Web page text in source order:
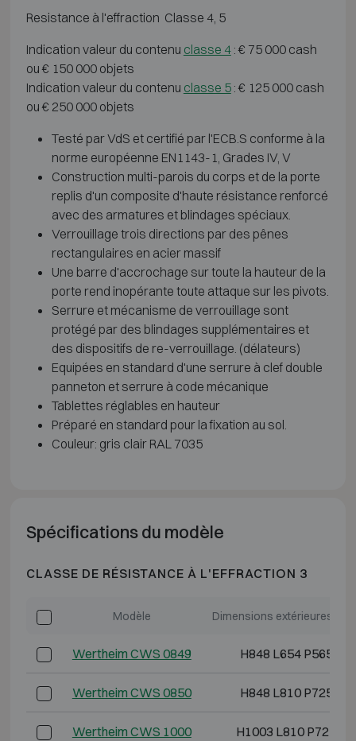
Resistance à l'effraction Classe 4, 5
Indication valeur du contenu classe 4: € 75 000 cash
ou € 150 000 objets
Indication valeur du contenu classe 5: € 125 000 cash
ou € 250 000 objets
Testé par VdS et certifié par l'ECB.S conforme à la
norme européenne EN1143-1, Grades IV, V
Construction multi-parois du corps et de la porte
replis d'un composite d'haute résistance renforcé
avec des armatures et blindages spéciaux.
Verrouillage trois directions par des pênes
rectangulaires en acier massif
Une barre d'accrochage sur toute la hauteur de la
porte rend inopérante toute attaque sur les pivots.
Serrure et mécanisme de verrouillage sont
protégé par des blindages supplémentaires et
des dispositifs de re-verrouillage. (délateurs)
Equipées en standard d'une serrure à clef double
panneton et serrure à code mécanique
Tablettes réglables en hauteur
Préparé en standard pour la fixation au sol.
Couleur: gris clair RAL 7035
Spécifications du modèle
CLASSE DE RÉSISTANCE À L'EFFRACTION 3
Modèle Dimensions extérieures
Wertheim CWS 0849 H848 L654 P565
Wertheim CWS 0850 H848 L810 P725
Wertheim CWS 1000 H1003 L810 P725